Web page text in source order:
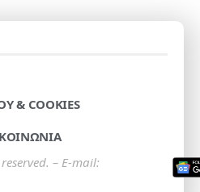
& COOKIES
– E-mail: